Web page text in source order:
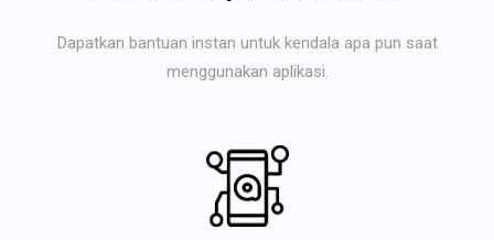
Dapatkan bantuan instan untuk kendala apa pun saat
menggunakan aplikasi.